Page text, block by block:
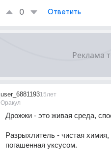
0 Ответить
user_6881193
Оракул
15лет
Дрожжи - это живая среда,
Разрыхлитель - чистая
погашенная уксусом.